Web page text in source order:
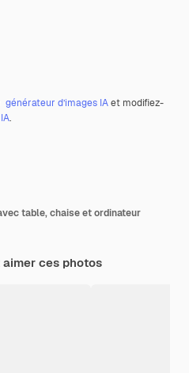
générateur d’images IAet modifiez-
.
table, chaise et ordinateur
ces photos